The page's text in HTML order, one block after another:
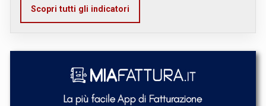
Scopri tutti gli indicatori